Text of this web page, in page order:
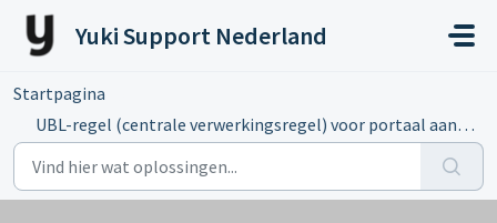
Doorgaan naar hoofdinhoud
Yuki Support Nederland
Startpagina
UBL-regel (centrale verwerkingsregel) voor portaal aanmaken